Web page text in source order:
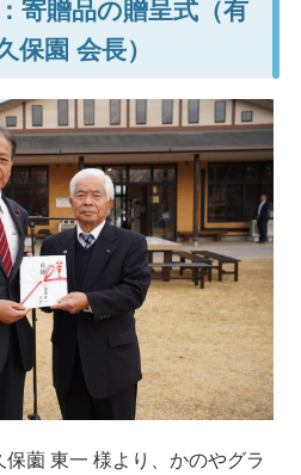
寄贈品の贈呈式（有
保園 会長）
薗 東一 様より、かのやグラ